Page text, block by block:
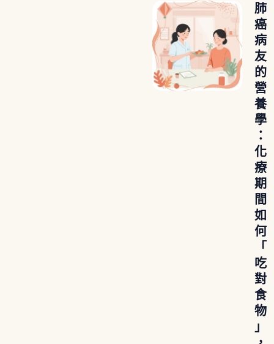
肺
癌
病
友
的
營
養
學
：
化
療
期
間
如
何
「
吃
對
食
物
」